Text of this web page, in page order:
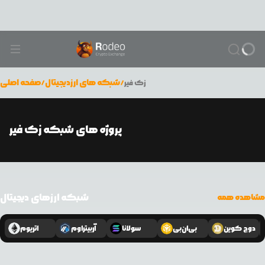
صفحه اصلی/شبکه های ارزدیجیتال/زک فیر
پروژه های شبکه زک فیر
شبکه ارزهای دیجیتال مشاهده همه
اتریوم آربیتراوم سولانا بی‌ان‌بی دوج کوین